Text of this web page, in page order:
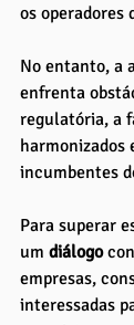
os operadores
No entanto, a
enfrenta
regulatória, a
harmonizados
incumbentes
Para superar
um diálogo
empresas,
interessadas